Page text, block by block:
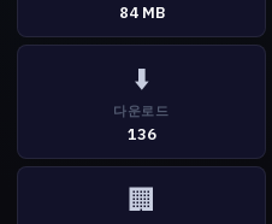
84 MB
⬇️
다운로드
136
🏢